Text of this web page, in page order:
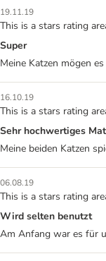
19.11.19
This is a stars rating
Super
Meine Katzen mögen
16.10.19
This is a stars rating
Sehr hochwertiges
Meine beiden Katzen
06.08.19
This is a stars rating
Wird selten benutzt
Am Anfang war es für